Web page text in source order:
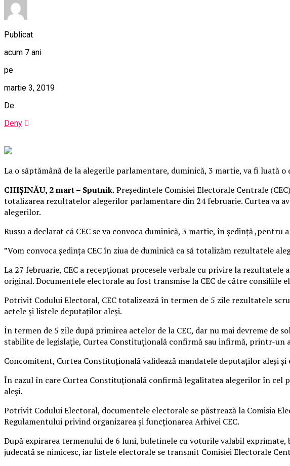
Publicat
acum 7 ani
pe
martie 3, 2019
De
Deny
La o săptămână de la alegerile parlamentare, duminică, 3 martie, va fi
CHIȘINĂU, 2 mart – Sputnik.Președintele Comisiei Electorale Centrale
totalizarea rezultatelor alegerilor parlamentare din 24 februarie. Curtea va
alegerilor.
Russu a declarat că CEC se va convoca duminică, 3 martie, în ședință
”Vom convoca ședința CEC în ziua de duminică ca să totalizăm rezultatele
La 27 februarie, CEC a recepționat procesele verbale cu privire la
original. Documentele electorale au fost transmise la CEC de către consiliile
Potrivit Codului Electoral, CEC totalizează în termen de 5 zile rezultatele
actele şi listele deputaţilor aleşi.
În termen de 5 zile după primirea actelor de la CEC, dar nu mai devreme
stabilite de legislaţie, Curtea Constituţională confirmă sau infirmă, printr-un
Concomitent, Curtea Constituţională validează mandatele deputaţilor aleşi
În cazul în care Curtea Constituţională confirmă legalitatea alegerilor în
aleşi.
Potrivit Codului Electoral, documentele electorale se păstrează la Comisia
Regulamentului privind organizarea şi funcţionarea Arhivei CEC.
După expirarea termenului de 6 luni, buletinele cu voturile valabil
judecată se nimicesc, iar listele electorale se transmit Comisiei Electorale